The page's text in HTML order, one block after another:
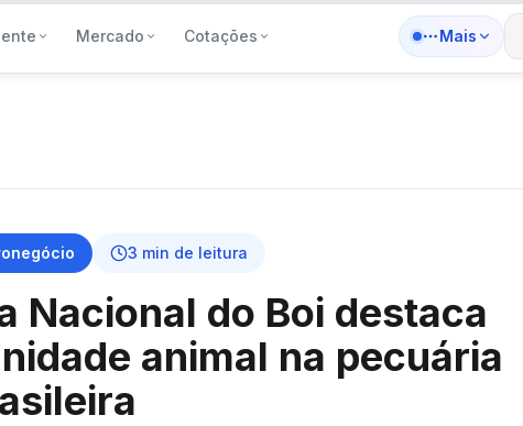
Mercado Cotações Mais
3 min de leitura
Nacional do Boi destaca
animal na pecuária